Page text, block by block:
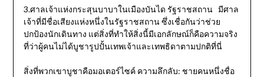
3.ศาลเจ้าแห่งกระสุนบาบาในเมืองบันได รัฐราชสถาน มีศาล
เจ้าที่มีชื่อเสียงแห่งหนึ่งในรัฐราชสถาน ซึ่งเชื่อกันว่าช่วย
ปกป้องนักเดินทาง แต่สิ่งที่ทำให้สิ่งนี้มีเอกลักษณ์ก็คือความจริง
ที่ว่าผู้คนไม่ได้บูชารูปปั้นเทพเจ้าและเทพธิดาตามปกติที่นี่
สิ่งที่พวกเขาบูชาคือมอเตอร์ไซค์ ความลึกลับ: ชายคนหนึ่งชื่อ